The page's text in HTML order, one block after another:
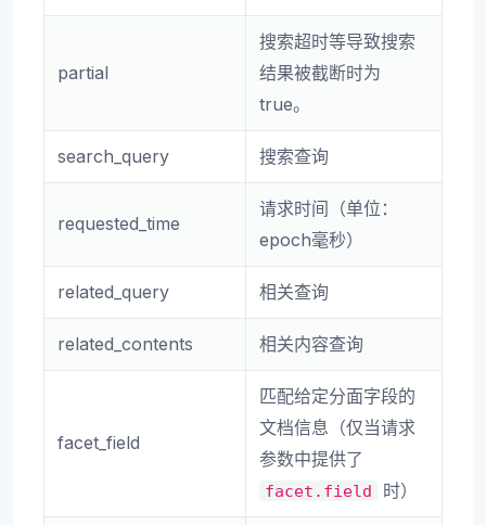
partial
搜索超时等导致搜索
结果被截断时为
true。
search_query 搜索查询
requested_time
请求时间（单位：
epoch毫秒）
related_query 相关查询
related_contents 相关内容查询
facet_field
匹配给定分面字段的
文档信息（仅当请求
参数中提供了
facet.field 时）